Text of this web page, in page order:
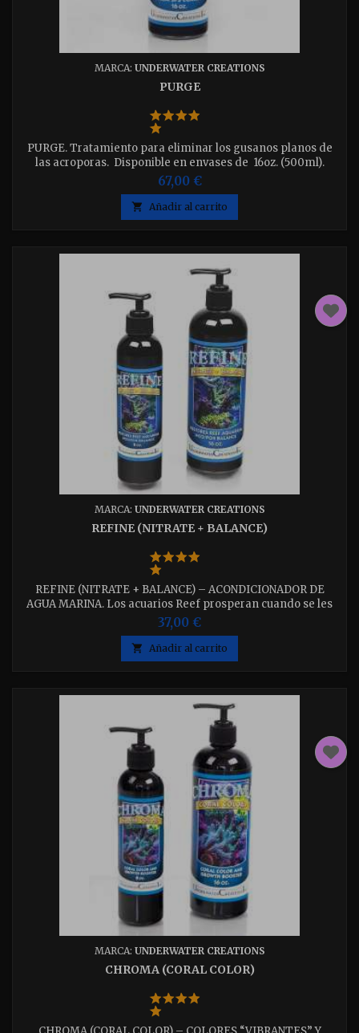
MARCA: UNDERWATER CREATIONS
PURGE
PURGE. Tratamiento para eliminar los gusanos planos de
las acroporas. Disponible en envases de 16oz. (500ml).
67,00 €
 Añadir al carrito
MARCA: UNDERWATER CREATIONS
REFINE (NITRATE + BALANCE)
REFINE (NITRATE + BALANCE) – ACONDICIONADOR DE
AGUA MARINA. Los acuarios Reef prosperan cuando se les
proporciona un ambiente bien equilibrado de luz, carbono,
macro y micronutrientes y agua limpia. Disponible en
envases de 8oz. (250ml) y 16oz. (500ml) elija el que desee.
37,00 €
 Añadir al carrito
MARCA: UNDERWATER CREATIONS
CHROMA (CORAL COLOR)